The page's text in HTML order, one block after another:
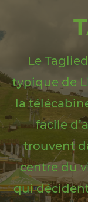
Le
typique de
la
facile
trouvent
centre du
qui